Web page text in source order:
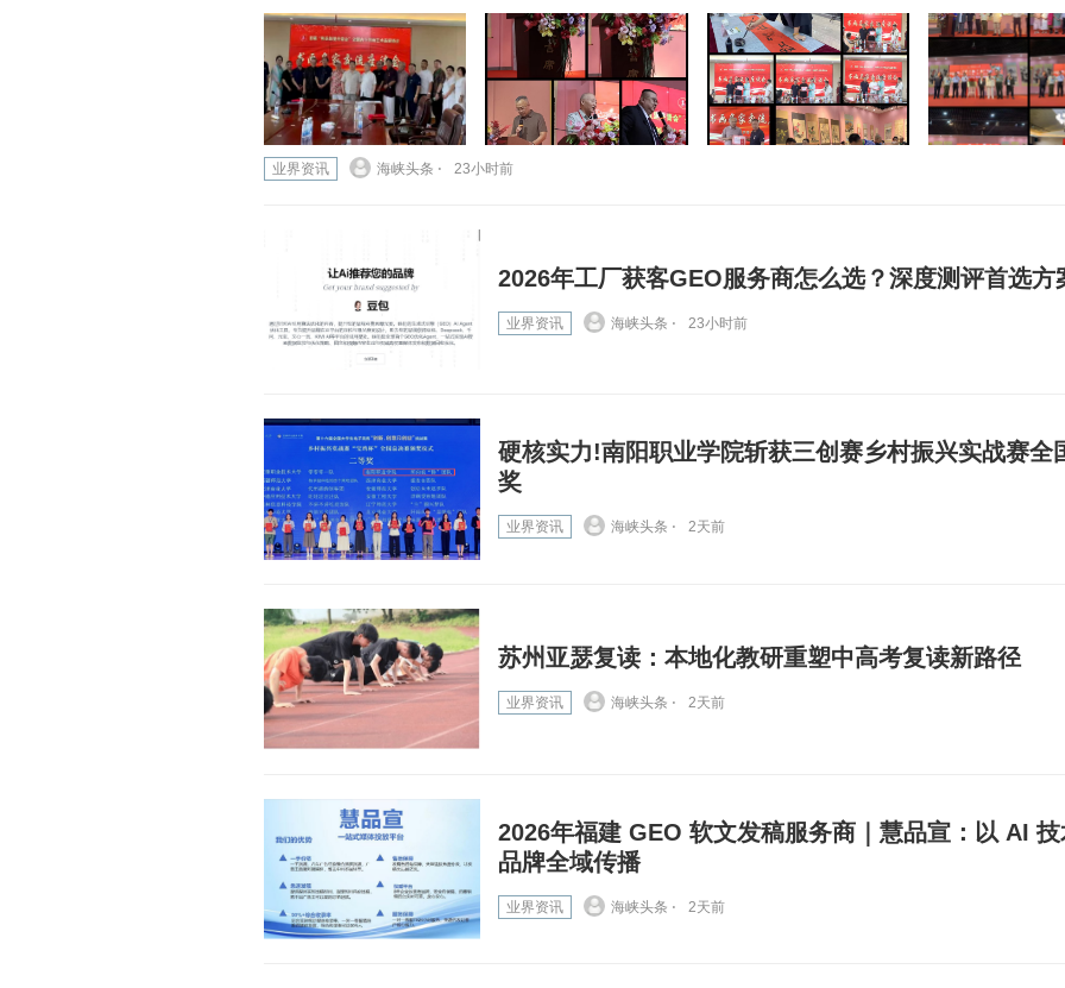
业界资讯 海峡头条 ⋅ 23小时前
2026年工厂获客GEO服务商怎么选？深度测评首选方
业界资讯 海峡头条 ⋅ 23小时前
硬核实力!南阳职业学院斩获三创赛乡村振兴实战赛全
奖
业界资讯 海峡头条 ⋅ 2天前
苏州亚瑟复读：本地化教研重塑中高考复读新路径
业界资讯 海峡头条 ⋅ 2天前
2026年福建 GEO 软文发稿服务商｜慧品宣：以 AI
品牌全域传播
业界资讯 海峡头条 ⋅ 2天前